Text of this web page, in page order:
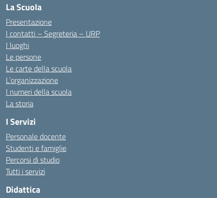
La Scuola
Presentazione
I contatti – Segreteria – URP
I luoghi
Le persone
Le carte della scuola
L’organizzazione
I numeri della scuola
La storia
I Servizi
Personale docente
Studenti e famiglie
Percorsi di studio
Tutti i servizi
Didattica